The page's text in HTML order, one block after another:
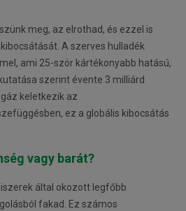
meg, az elrothad, és ezzel is
A szerves hulladék
ami 25-ször kártékonyabb hatású,
szerint évente 3 milliárd
keletkezik az
ez a globális kibocsátás
vagy barát?
által okozott legfőbb
fakad. Ez számos